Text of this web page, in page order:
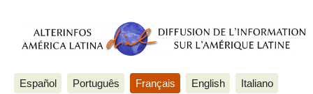
Español Português Français English Italiano